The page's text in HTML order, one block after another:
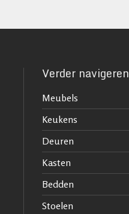
Verder navigeren
Meubels
Keukens
Deuren
Kasten
Bedden
Stoelen